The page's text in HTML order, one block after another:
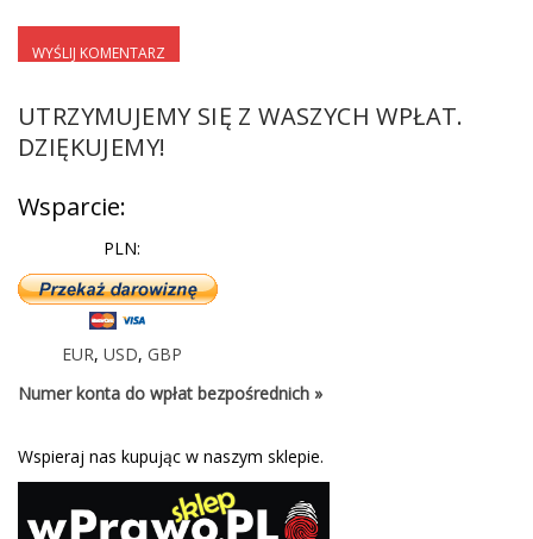
UTRZYMUJEMY SIĘ Z WASZYCH WPŁAT.
DZIĘKUJEMY!
Wsparcie:
PLN:
EUR, USD, GBP
Numer konta do wpłat bezpośrednich »
Wspieraj nas kupując w naszym sklepie.